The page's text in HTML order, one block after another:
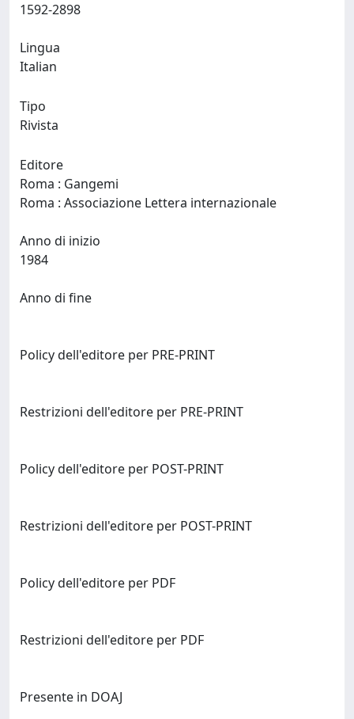
Lingua
Tipo
Rivista
Editore
Roma : Gangemi
Anno di inizio
Anno di fine
Policy dell'editore per PRE-PRINT
Restrizioni dell'editore per PRE-PRINT
Policy dell'editore per POST-PRINT
Restrizioni dell'editore per POST-PRINT
Policy dell'editore per PDF
Restrizioni dell'editore per PDF
Presente in DOAJ